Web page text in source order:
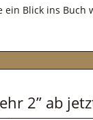
ein Blick ins Buch
2” ab